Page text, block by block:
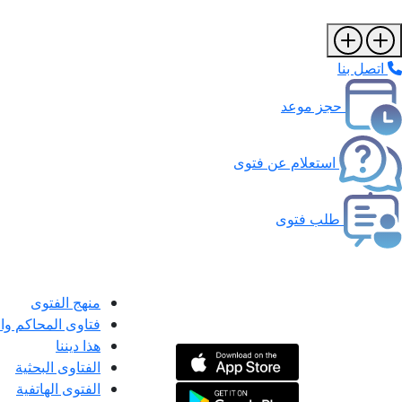
اتصل بنا
حجز موعد
استعلام عن فتوى
طلب فتوى
منهج الفتوى
فتاوى المحاكم
هذا ديننا
الفتاوى البحثية
الفتوى الهاتفية